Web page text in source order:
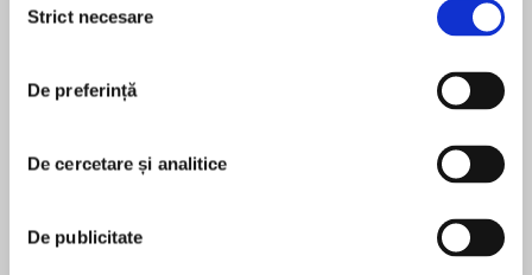
consimțământului
Strict necesare
De preferință
De cercetare și analitice
De publicitate
Să ai relații care-ți aduc satisfacții, să devii un
om de valoare, care se bucură pe deplin de
aprecierea și respectul apropiaților, iată tot ce
poți visa să obții. Dar nu e suficientă doar
pentru fiecare principiu, o tehnică de pus în
aplicare. Sfaturile și sugestiile lui Dale Carnegie
în acest sens s-au dovedit eficiente decenii la
rând pentru milioane de oameni. Înțelepciunea
MAI MULT
În acest moment nu există recenzii